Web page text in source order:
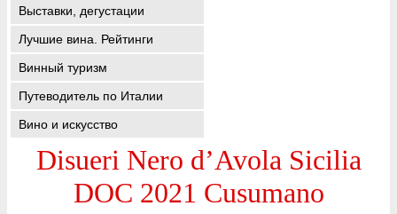
Выставки, дегустации
Лучшие вина. Рейтинги
Винный туризм
Путеводитель по Италии
Вино и искусство
Disueri Nero d’Avola Sicilia
DOC 2021 Cusumano